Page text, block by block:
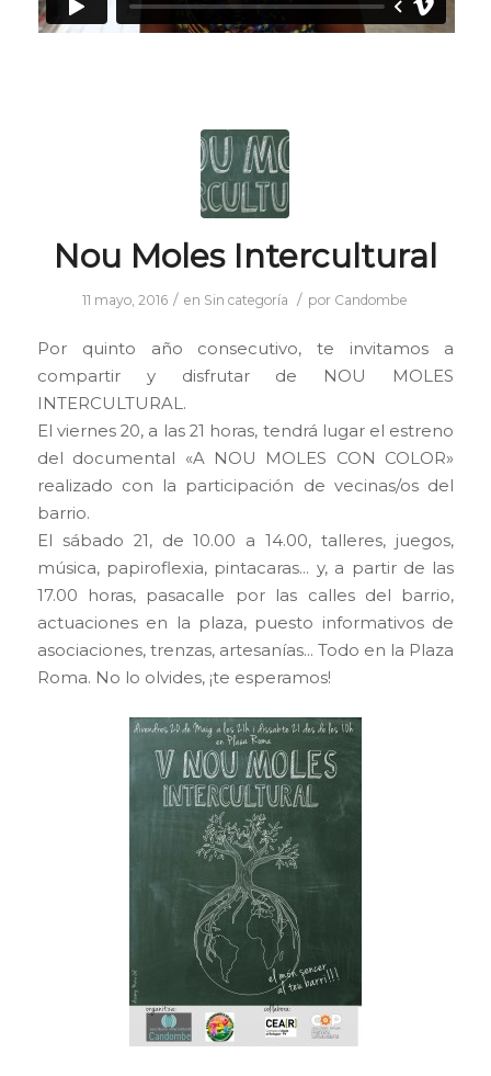
Nou Moles Intercultural
11 mayo, 2016 / en Sin categoría / por Candombe
Por quinto año consecutivo, te invitamos a
compartir y disfrutar de NOU MOLES
INTERCULTURAL.
El viernes 20, a las 21 horas, tendrá lugar el estreno
del documental «A NOU MOLES CON COLOR»
realizado con la participación de vecinas/os del
barrio.
El sábado 21, de 10.00 a 14.00, talleres, juegos,
música, papiroflexia, pintacaras… y, a partir de las
17.00 horas, pasacalle por las calles del barrio,
actuaciones en la plaza, puesto informativos de
asociaciones, trenzas, artesanías… Todo en la Plaza
Roma. No lo olvides, ¡te esperamos!